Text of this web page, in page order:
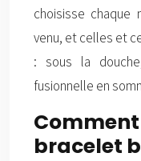
choisisse
venu, et celles et
: sous la
fusionnelle en
bracelet